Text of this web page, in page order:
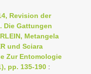
Revision der
Die Gattungen
Metangela
und Sciara
Zur Entomologie
pp. 135-190 :